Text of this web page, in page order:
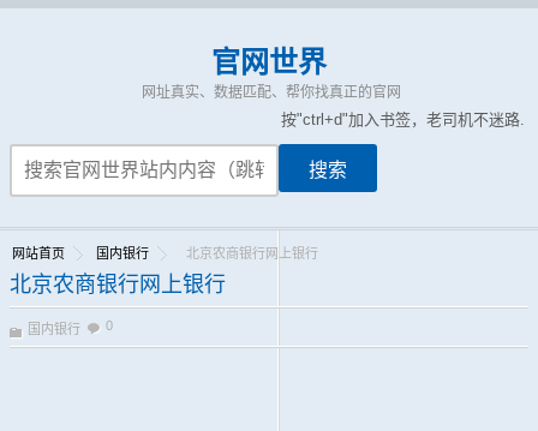
官网世界
网址真实、数据匹配、帮你找真正的官网
按"ctrl+d"加入书签，老司机不迷路.
网站首页 国内银行 北京农商银行网上银行
北京农商银行网上银行
国内银行 0